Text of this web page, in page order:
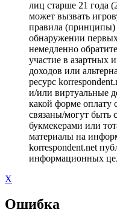
лиц старше 21 года
может вызвать
правила (принципы)
обнаружении
немедленно
участие в азартных
доходов или
ресурс
и/или виртуальные
какой форме оплату
связаны/могут быть
букмекерами или
материалы на
korrespondent.net
информационных
X
Ошибка